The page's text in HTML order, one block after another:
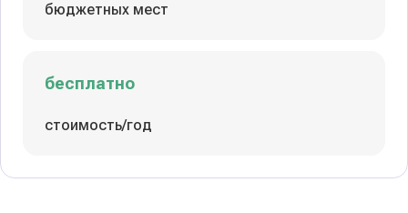
бюджетных мест
бесплатно
стоимость/год